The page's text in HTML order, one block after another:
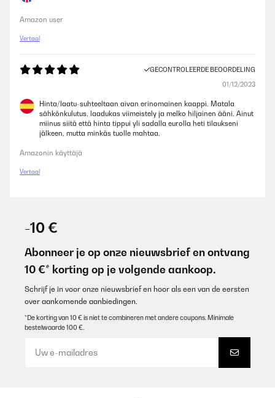
Amazon user
Vertaal
GECONTROLEERDE BEOORDELING
01/12/2023
Hinta/laatu-suhteeltaan aivan erinomainen kaappi. Matala
sähkönkulutus, laadukas viimeistely ja melko hiljainen ääni. Ainut
miinus siitä että hinta tippui yli sadalla eurolla heti tilaukseni
jälkeen, mutta minkäs tuolle mahtaa.
Amazonin käyttäjä
Vertaal
-10 €
Abonneer je op onze nieuwsbrief en ontvang
10 €* korting op je volgende aankoop.
Schrijf je in voor onze nieuwsbrief en hoor als een van de eersten
over aankomende aanbiedingen.
*De korting van 10 € is niet te combineren met andere coupons. Minimale
bestelwaarde 100 €.